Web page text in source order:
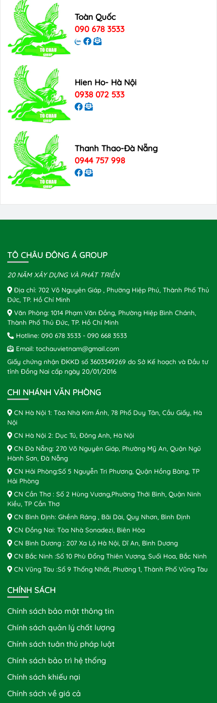
Toàn Quốc
090 678 3533
Hien Ho- Hà Nội
0938 072 533
Thanh Thao-Đà Nẵng
0944 757 998
TÔ CHÂU ĐÔNG Á GROUP
20 NĂM XÂY DỰNG VÀ PHÁT TRIỂN
Địa chỉ: 702 Võ Nguyên Giáp , Phường Hiệp Phú, Thành Phố Thủ
Đức, TP. Hồ Chí Minh
Văn Phòng: 1014 Phạm Văn Đồng, Phường Hiệp Bình Chánh,
Thành Phố Thủ Đức, TP. Hồ Chí Minh
Hotline: 090 678 3533 - 090 668 3533
Email: tochauvietnam@gmail.com
Giấy chứng nhận ĐKKD số 3603349269 do Sở Kế hoạch và Đầu tư
tỉnh Đồng Nai cấp ngày 20/01/2016
CHI NHÁNH VĂN PHÒNG
CN Hà Nội 1: Tòa Nhà Kim Ánh, 78 Phố Duy Tân, Cầu Giấy, Hà
Nội
CN Hà Nội 2: Dục Tú, Đông Anh, Hà Nội
CN Đà Nẵng: 270 Võ Nguyên Giáp, Phường Mỹ An, Quận Ngũ
Hành Sơn, Đà Nẵng
CN Hải Phòng:Số 5 Nguyễn Tri Phương, Quận Hồng Bàng, TP
Hải Phòng
CN Cần Thơ : Số 2 Hùng Vương,Phường Thới Bình, Quận Ninh
Kiều, TP Cần Thơ
CN Bình Định: Ghềnh Ráng , Bãi Dài, Quy Nhơn, Bình Định
CN Đồng Nai: Tòa Nhà Sonadezi, Biên Hòa
CN Bình Dương : 207 Xa Lộ Hà Nội, Dĩ An, Bình Dương
CN Bắc Ninh :Số 10 Phù Đổng Thiên Vương, Suối Hoa, Bắc Ninh
CN Vũng Tàu :Số 9 Thống Nhất, Phường 1, Thành Phố Vũng Tàu
CHÍNH SÁCH
Chính sách bảo mật thông tin
Chính sách quản lý chất lượng
Chính sách tuân thủ pháp luật
Chính sách bảo trì hệ thống
Chính sách khiếu nại
Chính sách về giá cả